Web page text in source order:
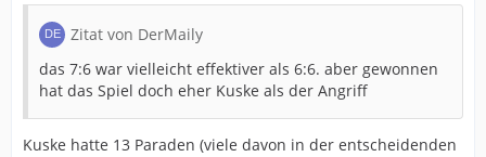
Zitat von DerMaily
das 7:6 war vielleicht effektiver als 6:6. aber gewonnen
hat das Spiel doch eher Kuske als der Angriff
Kuske hatte 13 Paraden (viele davon in der entscheidenden